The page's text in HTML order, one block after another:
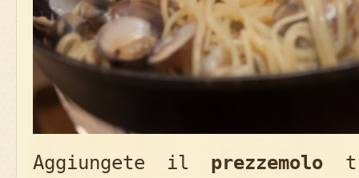
Aggiungete il prezzemolo